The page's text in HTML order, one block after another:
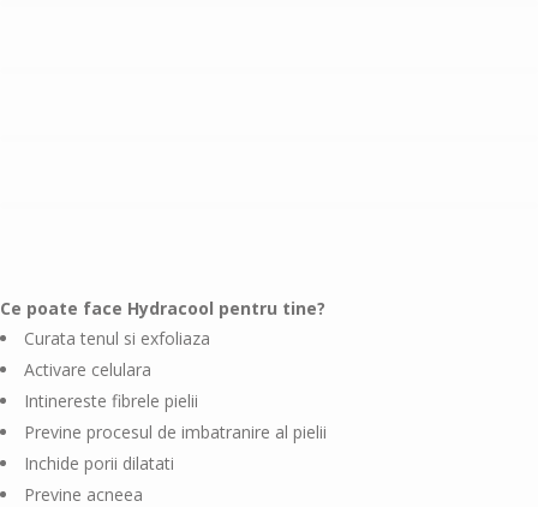
Ce poate face Hydracool pentru tine?
Curata tenul si exfoliaza
Activare celulara
Intinereste fibrele pielii
Previne procesul de imbatranire al pielii
Inchide porii dilatati
Previne acneea